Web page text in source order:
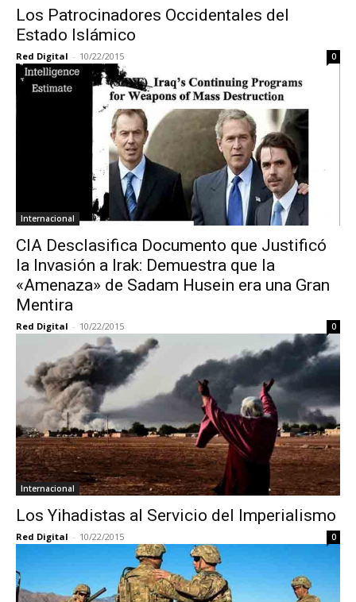
Los Patrocinadores Occidentales del
Estado Islámico
Red Digital - 10/22/2015 0
Internacional
CIA Desclasifica Documento que Justificó
la Invasión a Irak: Demuestra que la
«Amenaza» de Sadam Husein era una Gran
Mentira
Red Digital - 10/22/2015 0
Internacional
Los Yihadistas al Servicio del Imperialismo
Red Digital - 10/22/2015 0